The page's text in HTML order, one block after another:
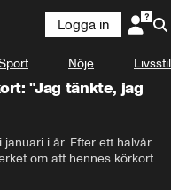
Logga in
Nöje Livsstil
"Jag tänkte, jag
i år. Efter ett halvår
om att hennes körkort
om beskedet och om